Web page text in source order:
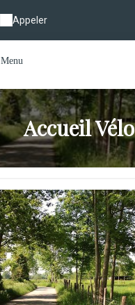
Appeler
Menu
Accueil Vélo